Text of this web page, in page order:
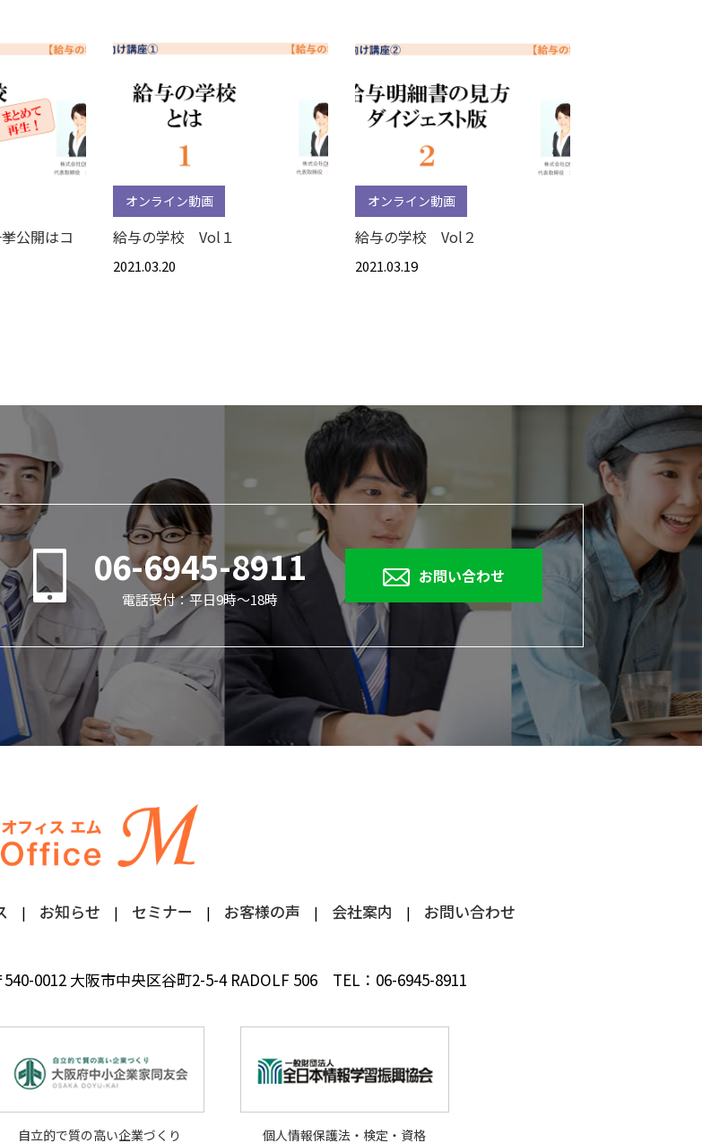
公開はコ
オンライン動画
給与の学校 Vol１
2021.03.20
オンライン動画
給与の学校 Vol２
2021.03.19
06-6945-8911
電話受付：平日9時～18時
お問い合わせ
お知らせ セミナー お客様の声 会社案内 お問い合わせ
0012 大阪市中央区谷町2-5-4 RADOLF 506 TEL： 06-6945-8911
自立的で質の高い企業づくり 個人情報保護法・検定・資格